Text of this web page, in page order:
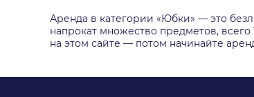
Аренда в категории «Юбки» — это
напрокат множество предметов,
на этом сайте — потом начинайте